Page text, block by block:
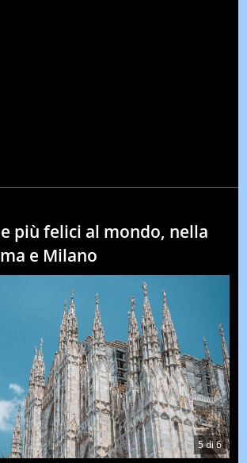
più felici al mondo, nella
e Milano
5di6